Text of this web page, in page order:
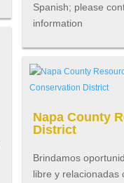
Spanish; please
information
Napa County
District
Brindamos
libre y relacionadas